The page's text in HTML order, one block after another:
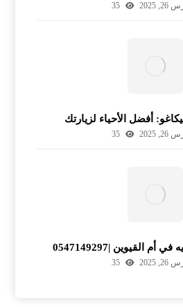
2025
35
أفضل الأحياء لزيارتك
2025
35
القيوين |0547149297
2025
35